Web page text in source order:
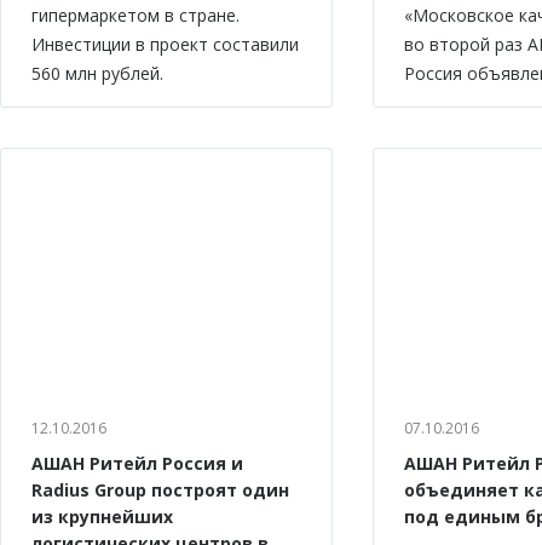
гипермаркетом в стране.
Инвестиции в проект составили
560 млн рублей.
«Московское
во второй раз
Россия
12.10.2016
АШАН Ритейл Россия и
Radius Group построят один
из крупнейших
07.10.2016
АШАН Ритейл
объединяет
под единым